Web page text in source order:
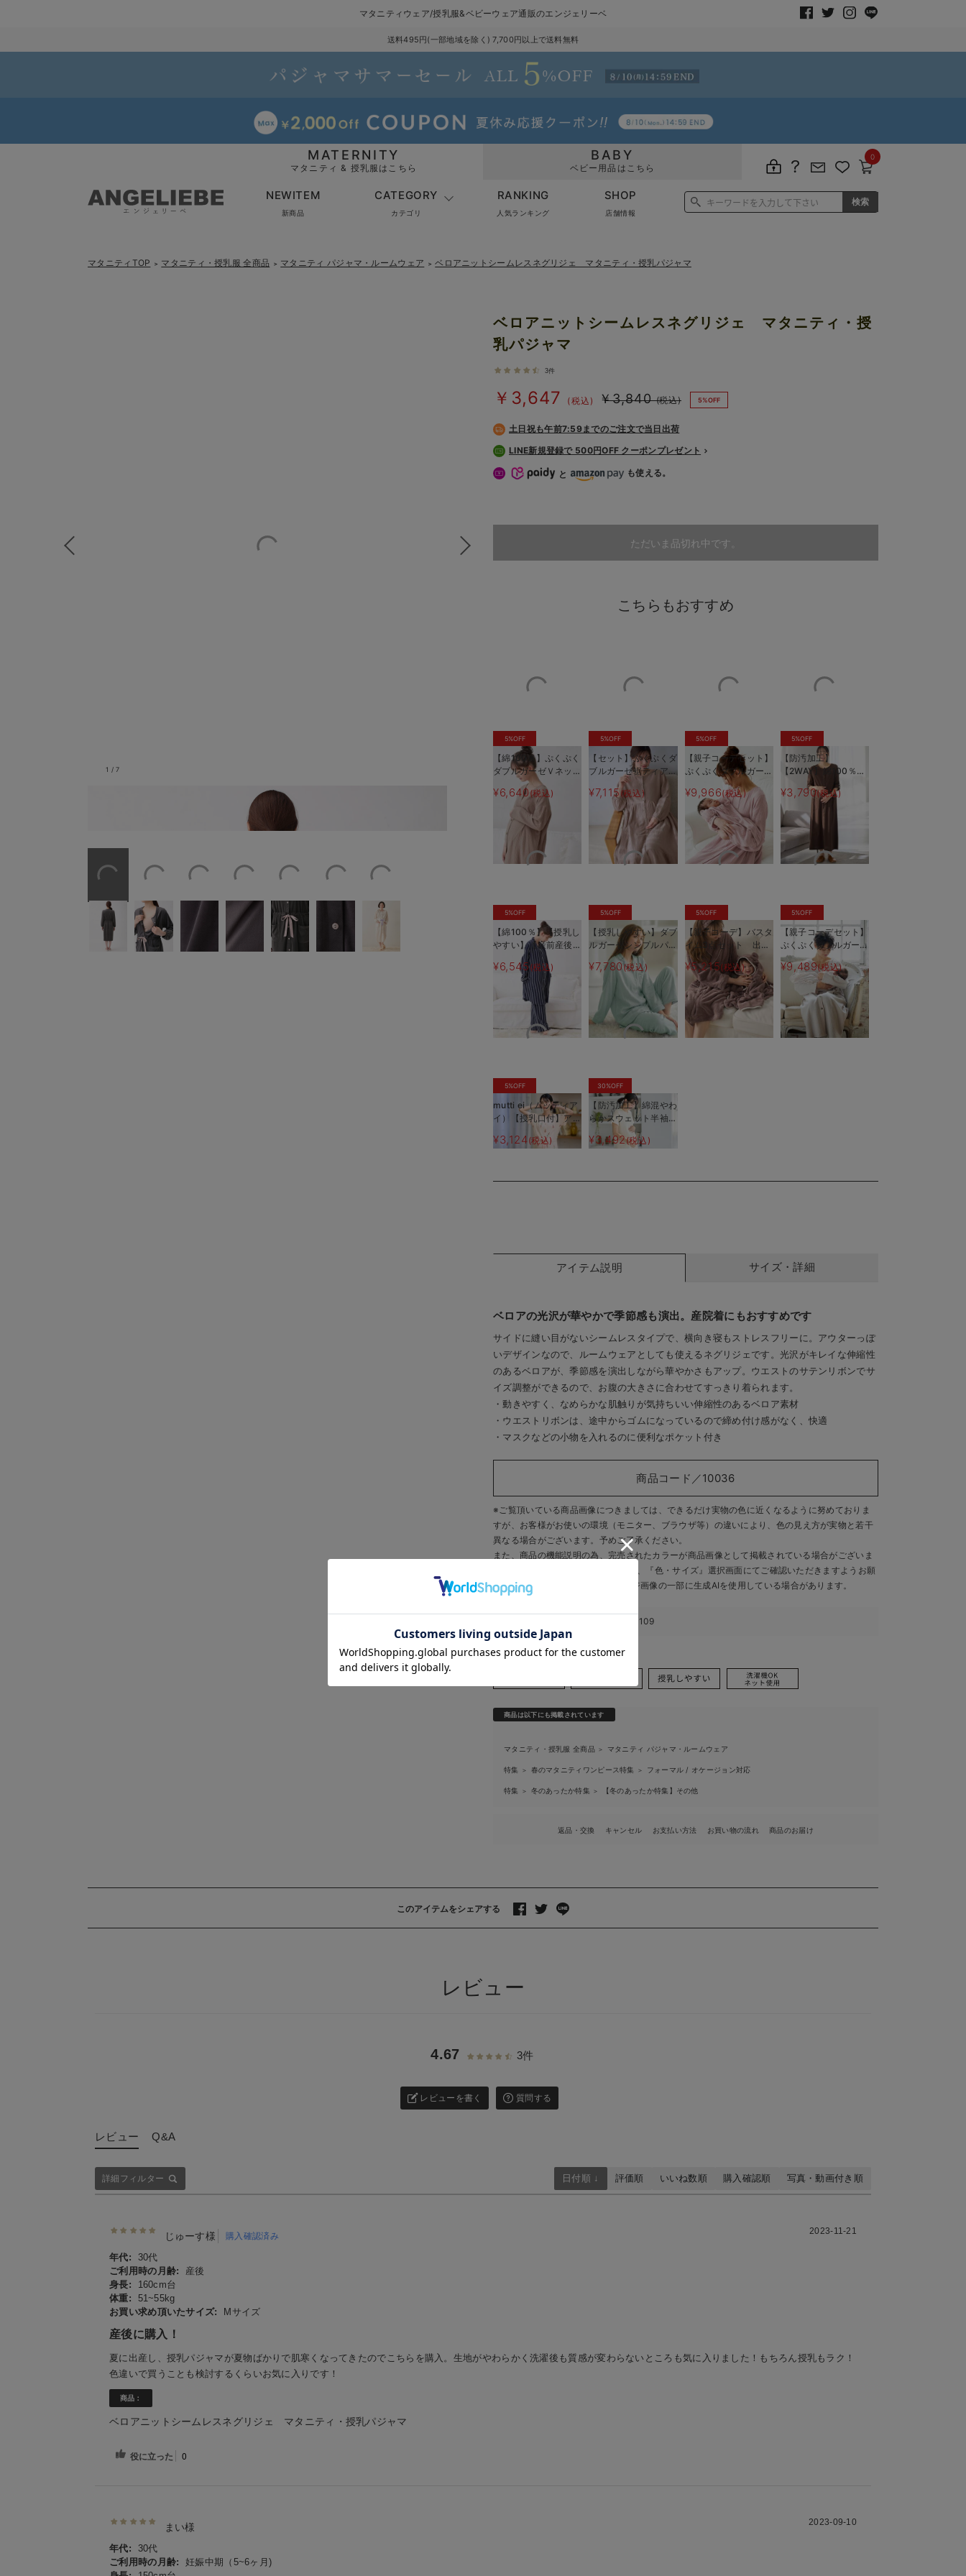
マタニティウェア/授乳服&ベビーウェア通販のエンジェリーベ
送料495円(一部地域を除く) 7,700円以上で送料無料
MATERNITY
マタニティ & 授乳服はこちら
BABY
ベビー用品はこちら
0
NEWITEM
新商品
CATEGORY
カテゴリ
RANKING
人気ランキング
SHOP
店舗情報
マタニティTOP ＞ マタニティ・授乳服 全商品 ＞ マタニティ パジャマ・ルームウェア ＞ ベロアニットシームレスネグリジェ マタニティ・授乳パジャマ
バックスタイル 胸元が裏スナップになっているので、スムーズに授乳できます
1 /7
ベロアニットシームレスネグリジェ マタニティ・授
乳パジャマ
3件
￥3,840 (税込)
￥3,647 (税込) 5%OFF
土日祝も午前7:59までのご注文で当日出荷
LINE新規登録で 500円OFF クーポンプレゼント
と も使える。
ただいま品切れ中です。
こちらもおすすめ
5%OFF
【綿100％】ぷくぷく
ダブルガーゼＶネック
ワンピ＆産前産後使え
るレギンスパジャマ
マタニティ・授乳パジ
ャマ【親子コーデ可】
¥6,640(税込)
5%OFF
【セット】ぷくぷくダ
ブルガーゼ裾ティアー
ド3WAYワンピース＆
産後も使えるレギンス
パジャマ マタニテ
ィ・授乳パジャマ
¥7,115(税込)
5%OFF
【親子コーデセット】
ぷくぷくダブルガーゼ
裾ティアード3WAYワ
ンピース＆産前産後使
えるレギンスパジャマ
&2wayオール 出産
準備 ギフト マタニ
ティ・産後
¥9,966(税込)
5%OFF
【防汚加工】
【2WAY】綿100％前
開き長袖ネグリジェ
マタニティ・授乳パジ
ャマ【産後も長く着れ
る】
¥3,790(税込)
5%OFF
【綿100％】【授乳し
やすい】【産前産後対
応パンツ付】ストライ
プダブルガーゼパジャ
¥6,545(税込)
5%OFF
【授乳しやすい】ダブ
ルガーゼシンプルパジ
ャマ【産前産後対応パ
ンツ付】
¥7,780(税込)
5%OFF
【親子コーデ】バスタ
イム3点セット 出産
祝い マタニティ・産
後
¥5,215(税込)
5%OFF
【親子コーデセット】
ぷくぷくダブルガーゼ
Ｖネックワンピ＆産前
産後使えるレギンスパ
ジャマ&2wayオー
ル 出産準備 ギフ
ト マタニティ・産後
¥9,489(税込)
5%OFF
mutti ei（ムッティア
イ）【授乳口付】アイ
スクリーム柄半袖ネグ
リジェ
¥3,124 (税込)
30%OFF
【防汚加工】綿混やわ
らかスウェット半袖テ
ィアードネグリジェ
マタニティ・産後【出
¥3,492(税込)
アイテム説明 サイズ・詳細
ベロアの光沢が華やかで季節感も演出。産院着にもおすすめです
サイドに縫い目がないシームレスタイプで、横向き寝もストレスフリーに。アウターっぽ
いデザインなので、ルームウェアとしても使えるネグリジェです。光沢がキレイな伸縮性
のあるベロアが、季節感を演出しながら華やかさもアップ。ウエストのサテンリボンでサ
イズ調整ができるので、お腹の大きさに合わせてすっきり着られます。
・動きやすく、なめらかな肌触りが気持ちいい伸縮性のあるベロア素材
・ウエストリボンは、途中からゴムになっているので締め付け感がなく、快適
・マスクなどの小物を入れるのに便利なポケット付き
商品コード／10036
※ご覧頂いている商品画像につきましては、できるだけ実物の色に近くなるように努めておりま
すが、 お客様がお使いの環境（モニター、ブラウザ等）の違いにより、色の見え方が実物と若干
異なる場合がございます。予めご了承ください。
また、商品の機能説明の為、完売されたカラーが商品画像として掲載されている場合がございま
す。 販売中のカラーにつきましては、『色・サイズ』選択画面にてご確認いただきますようお願
いいたします。
※商品画像・イメージ画像の一部に生成AIを使用している場合があります。
109
商品は以下にも掲載されています
マタニティ・授乳服 全商品 ＞ マタニティ パジャマ・ルームウェア
特集 ＞ 春のマタニティワンピース特集 ＞ フォーマル / オケージョン対応
特集 ＞ 冬のあったか特集 ＞ 【冬のあったか特集】その他
返品・交換 キャンセル お支払い方法 お買い物の流れ 商品のお届け
このアイテムをシェアする >
レビュー
4.67 3件
レビューを書く 質問する
レビュー Q&A
詳細フィルター 日付順 ↓ 評価順 いいね数順 購入確認順 写真・動画付き順
じゅーす様 購入確認済み 2023-11-21
年代:
30代
ご利用時の月齢:
産後
身長:
160cm台
体重:
51~55kg
お買い求め頂いたサイズ:
Mサイズ
産後に購入！
夏に出産し、授乳パジャマが夏物ばかりで肌寒くなってきたのでこちらを購入。生地がやわらかく洗濯後も質感が変わらないところも気に入りました！もちろん授乳もラク！
色違いで買うことも検討するくらいお気に入りです！
商品：
ベロアニットシームレスネグリジェ マタニティ・授乳パジャマ
役に立った 0
まい様 2023-09-10
年代:
30代
ご利用時の月齢:
妊娠中期（5~6ヶ月)
お気に入り商品を確認する